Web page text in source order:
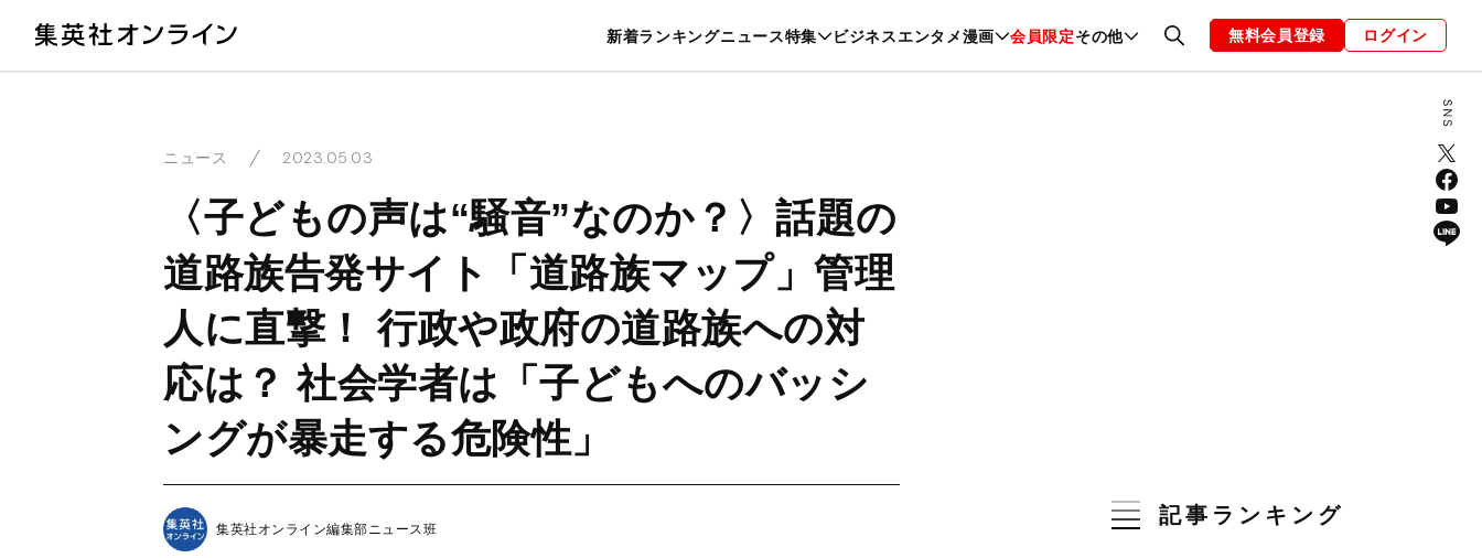
新着ランキングニュース特集 ビジネスエンタメ漫画 会員限定その他
暮らし スポーツ ヘルスケア 美容 グルメ ファッション 恋愛・結婚 編集部 お知らせ
無料会員登録 ログイン
ニュース 2023.05.03
〈子どもの声は“騒音”なのか？〉話題の
道路族告発サイト「道路族マップ」管理
人に直撃！ 行政や政府の道路族への対
応は？ 社会学者は「子どもへのバッシ
ングが暴走する危険性」
集英社オンライン編集部ニュース班
記事ランキング